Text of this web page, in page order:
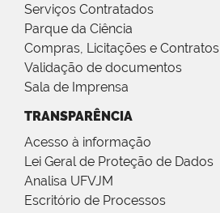
Serviços Contratados
Parque da Ciência
Compras, Licitações e Contratos
Validação de documentos
Sala de Imprensa
TRANSPARÊNCIA
Acesso à informação
Lei Geral de Proteção de Dados
Analisa UFVJM
Escritório de Processos